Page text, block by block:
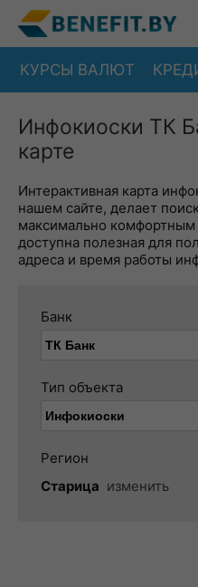
КУРСЫ ВАЛЮТ
Инфокиоски ТК
карте
Интерактивная карта
нашем сайте, делает
максимально
доступна полезная для
адреса и время работы
Банк
Тип объекта
Регион
Старица изменить